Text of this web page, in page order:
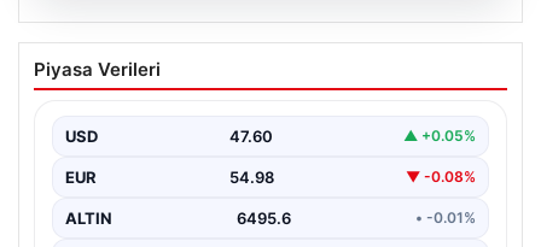
Türk sinemasında farklı bir imza: Ceylan
Özgün Özçelik’in en iyi filmleri
Piyasa Verileri
USD 47.60 ▲ +0.05%
EUR 54.98 ▼ -0.08%
ALTIN 6495.6 • -0.01%